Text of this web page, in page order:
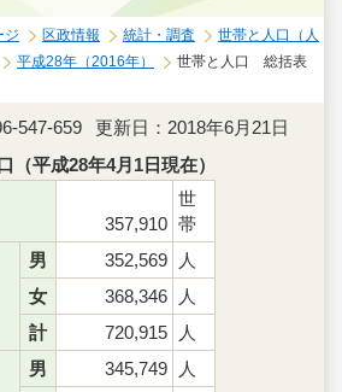
ジ 区政情報 統計・調査
世帯と人口（人
平成28年（2016年）
世帯と人口 総括表
547-659
更新日：2018年6月21日
（平成28年4月1日現在）
357,910
世
帯
男 352,569
人
女
368,346
人
計
720,915 人
男 345,749
人